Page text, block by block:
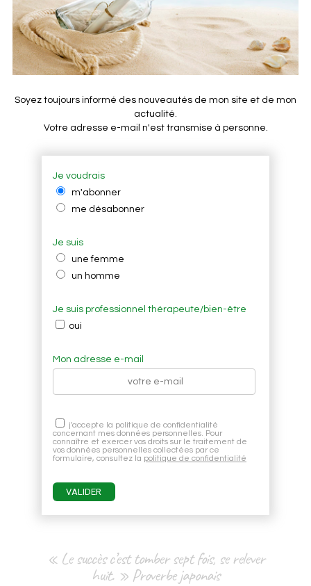
Soyez toujours informé des nouveautés de mon site et de mon
actualité.
Votre adresse e-mail n'est transmise à personne.
Je voudrais
m'abonner
me désabonner
Je suis
une femme
un homme
Je suis professionnel thérapeute/bien-être
oui
Mon adresse e-mail
j'accepte la politique de confidentialité
concernant mes données personnelles. Pour
connaître et exercer vos droits sur le traitement de
vos données personnelles collectées par ce
formulaire, consultez la politique de confidentialité
« Le succès c’est tomber sept fois, se relever
huit. » Proverbe japonais